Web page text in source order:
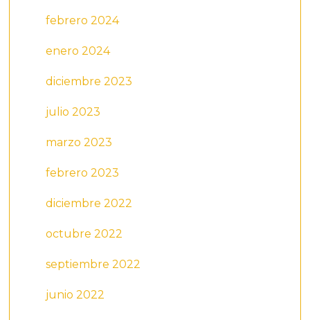
febrero 2024
enero 2024
diciembre 2023
julio 2023
marzo 2023
febrero 2023
diciembre 2022
octubre 2022
septiembre 2022
junio 2022